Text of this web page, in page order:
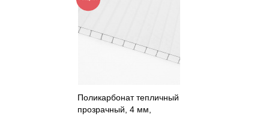
Поликарбонат тепличный
прозрачный, 4 мм,